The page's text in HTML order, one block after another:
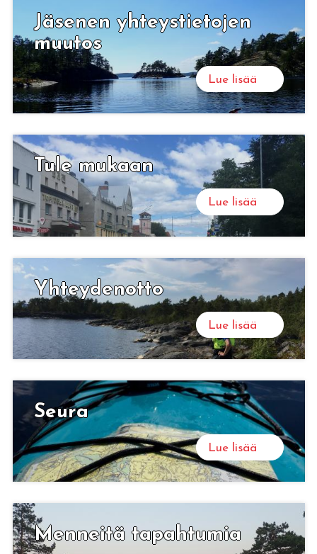
Jä­se­nen yh­teys­tie­to­jen
muu­tos
Lue lisää
Tule mu­kaan
Lue lisää
Yh­tey­den­ot­to
Lue lisää
Seura
Lue lisää
Men­nei­tä ta­pah­tu­mia